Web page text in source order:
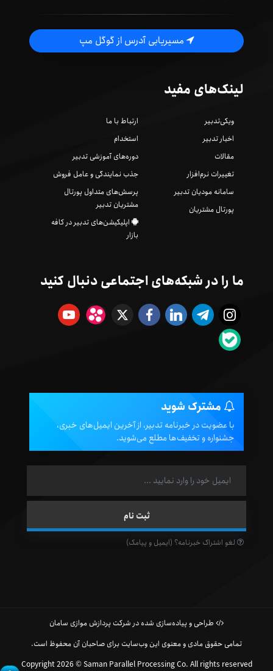
مسیریابی آدرس از گوگل مپ
لینک‌های مفید
ویکی‌تدبیر
اخبار تدبیر
مقالات
تغییرات نرم‌افزار
سامانه مودیان تدبیر
پورتال مشتریان
ارتباط با ما
استخدام
دوره‌های آموزشی تدبیر
جذب نمایندگی و عامل فروش
پرسش‌های متداول پورتال
مشتریان تدبیر
اپلیکیشن‌های تدبیر در کافه
بازار
ما را در شبکه‌های اجتماعی دنبال کنید
مشترک شوید
با عضویت در خبرنامه تدبیر، از آخرین ایمیل‌های خبری،
جشنواره و تخفیف‌ها مطلع می‌شوید.
لغو اشتراک خبرنامه؟ (ایمیل و پیامک)
طراحی و پیاده‌سازی شده در شرکت پردازش موازی سامان
تمامی حقوق مادی و معنوی این وب‌سایت برای صاحبان آن محفوظ است.
Copyright 2026 © Saman Parallel Processing Co. All rights reserved